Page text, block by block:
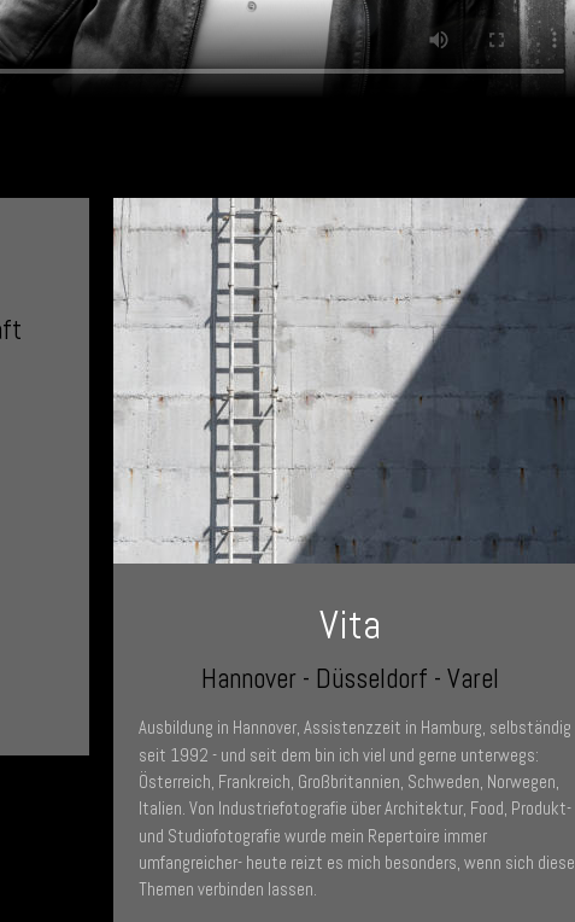
Vita
Hannover - Düsseldorf - Varel
Ausbildung in Hannover, Assistenzzeit in Hamburg, selbständig
seit 1992 - und seit dem bin ich viel und gerne unterwegs:
Österreich, Frankreich, Großbritannien, Schweden, Norwegen,
Italien. Von Industriefotografie über Architektur, Food, Produkt-
und Studiofotografie wurde mein Repertoire immer
umfangreicher- heute reizt es mich besonders, wenn sich diese
Themen verbinden lassen.